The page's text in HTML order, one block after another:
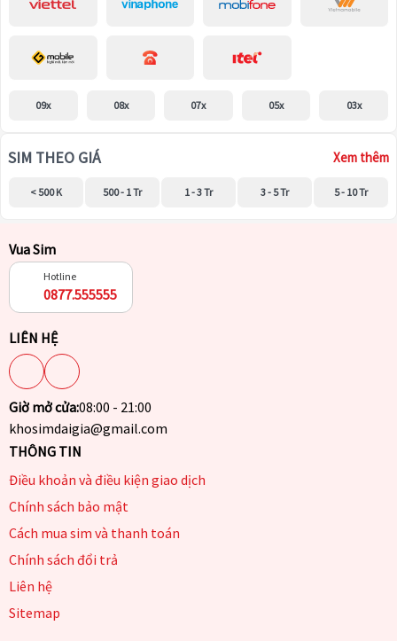
09x 08x 07x 05x 03x
SIM THEO GIÁ Xem thêm
< 500 K 500 - 1 Tr 1 - 3 Tr 3 - 5 Tr 5 - 10 Tr
Vua Sim
Hotline
0877.555555
LIÊN HỆ
Giờ mở cửa:08:00 - 21:00
khosimdaigia@gmail.com
THÔNG TIN
Điều khoản và điều kiện giao dịch
Chính sách bảo mật
Cách mua sim và thanh toán
Chính sách đổi trả
Liên hệ
Sitemap